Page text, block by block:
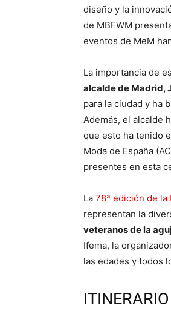
diseño y la
de MBFWM
eventos de MeM
La importancia de
alcalde de Madrid,
para la ciudad y ha
Además, el alcalde
que esto ha tenido
Moda de España
presentes en esta
La 78ª edición de la
representan la
veteranos de la
Ifema, la
las edades y todos